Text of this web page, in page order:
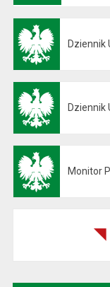
Dziennik
Dziennik
Monitor